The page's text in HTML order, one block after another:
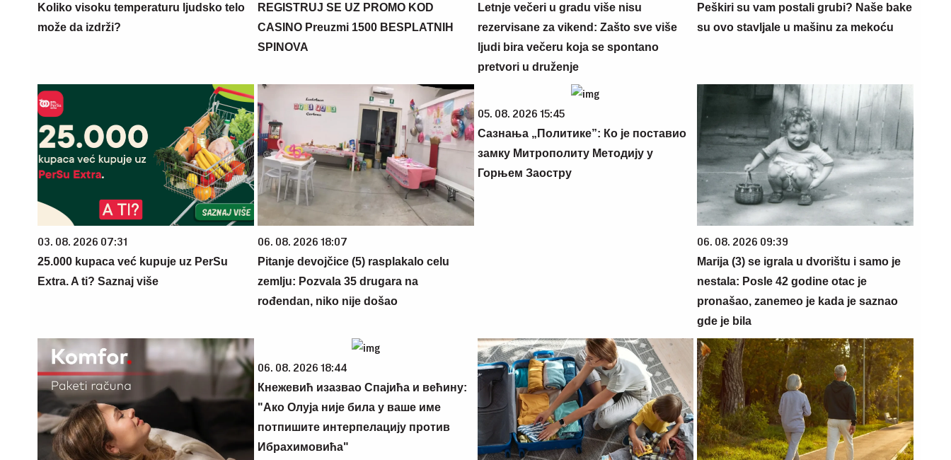
Koliko visoku temperaturu ljudsko telo
može da izdrži?
REGISTRUJ SE UZ PROMO KOD
CASINO Preuzmi 1500 BESPLATNIH
SPINOVA
Letnje večeri u gradu više nisu
rezervisane za vikend: Zašto sve više
ljudi bira večeru koja se spontano
pretvori u druženje
Peškiri su vam postali grubi? Naše bake
su ovo stavljale u mašinu za mekoću
03. 08. 2026 07:31
25.000 kupaca već kupuje uz PerSu
Extra. A ti? Saznaj više
06. 08. 2026 18:07
Pitanje devojčice (5) rasplakalo celu
zemlju: Pozvala 35 drugara na
rođendan, niko nije došao
05. 08. 2026 15:45
Сазнања „Политике”: Ко је поставио
замку Митрополиту Методију у
Горњем Заостру
06. 08. 2026 09:39
Marija (3) se igrala u dvorištu i samo je
nestala: Posle 42 godine otac je
pronašao, zanemeo je kada je saznao
gde je bila
06. 08. 2026 18:44
Кнежевић изазвао Спајића и већину:
"Ако Олуја није била у ваше име
потпишите интерпелацију против
Ибрахимовића"